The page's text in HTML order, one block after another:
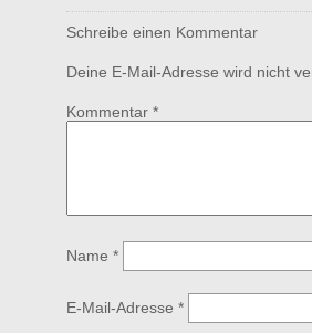
Schreibe einen Kommentar
Deine E-Mail-Adresse wird nicht
Kommentar *
Name *
E-Mail-Adresse *